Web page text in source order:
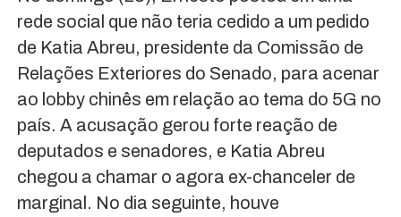
rede social que não teria cedido a um pedido
de Katia Abreu, presidente da Comissão de
Relações Exteriores do Senado, para acenar
ao lobby chinês em relação ao tema do 5G no
país. A acusação gerou forte reação de
deputados e senadores, e Katia Abreu
chegou a chamar o agora ex-chanceler de
marginal. No dia seguinte, houve